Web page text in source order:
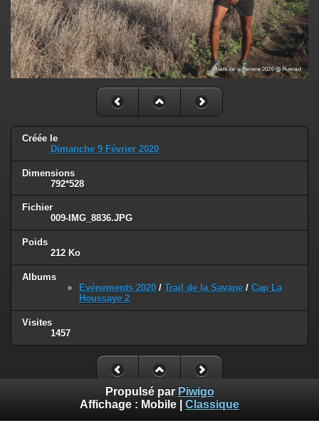
Créée le
Dimanche 9 Février 2020
Dimensions
792*528
Fichier
009-IMG_8836.JPG
Poids
212 Ko
Albums
Evénements 2020 / Trail de la Savane / Cap La
Houssaye 2
Visites
1457
Propulsé par Piwigo
Affichage : Mobile Classique